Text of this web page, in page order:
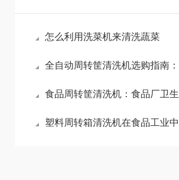
怎么利用洗菜机来清洗蔬菜
全自动周转筐清洗机选购指南：核心参数与避坑要点全解析
食品周转筐清洗机：食品厂卫生清洗解决方案
塑料周转箱清洗机在食品工业中的重要性